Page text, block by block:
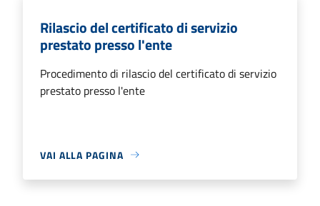
Rilascio del certificato di servizio
prestato presso l'ente
Procedimento di rilascio del certificato di servizio
prestato presso l'ente
VAI ALLA PAGINA